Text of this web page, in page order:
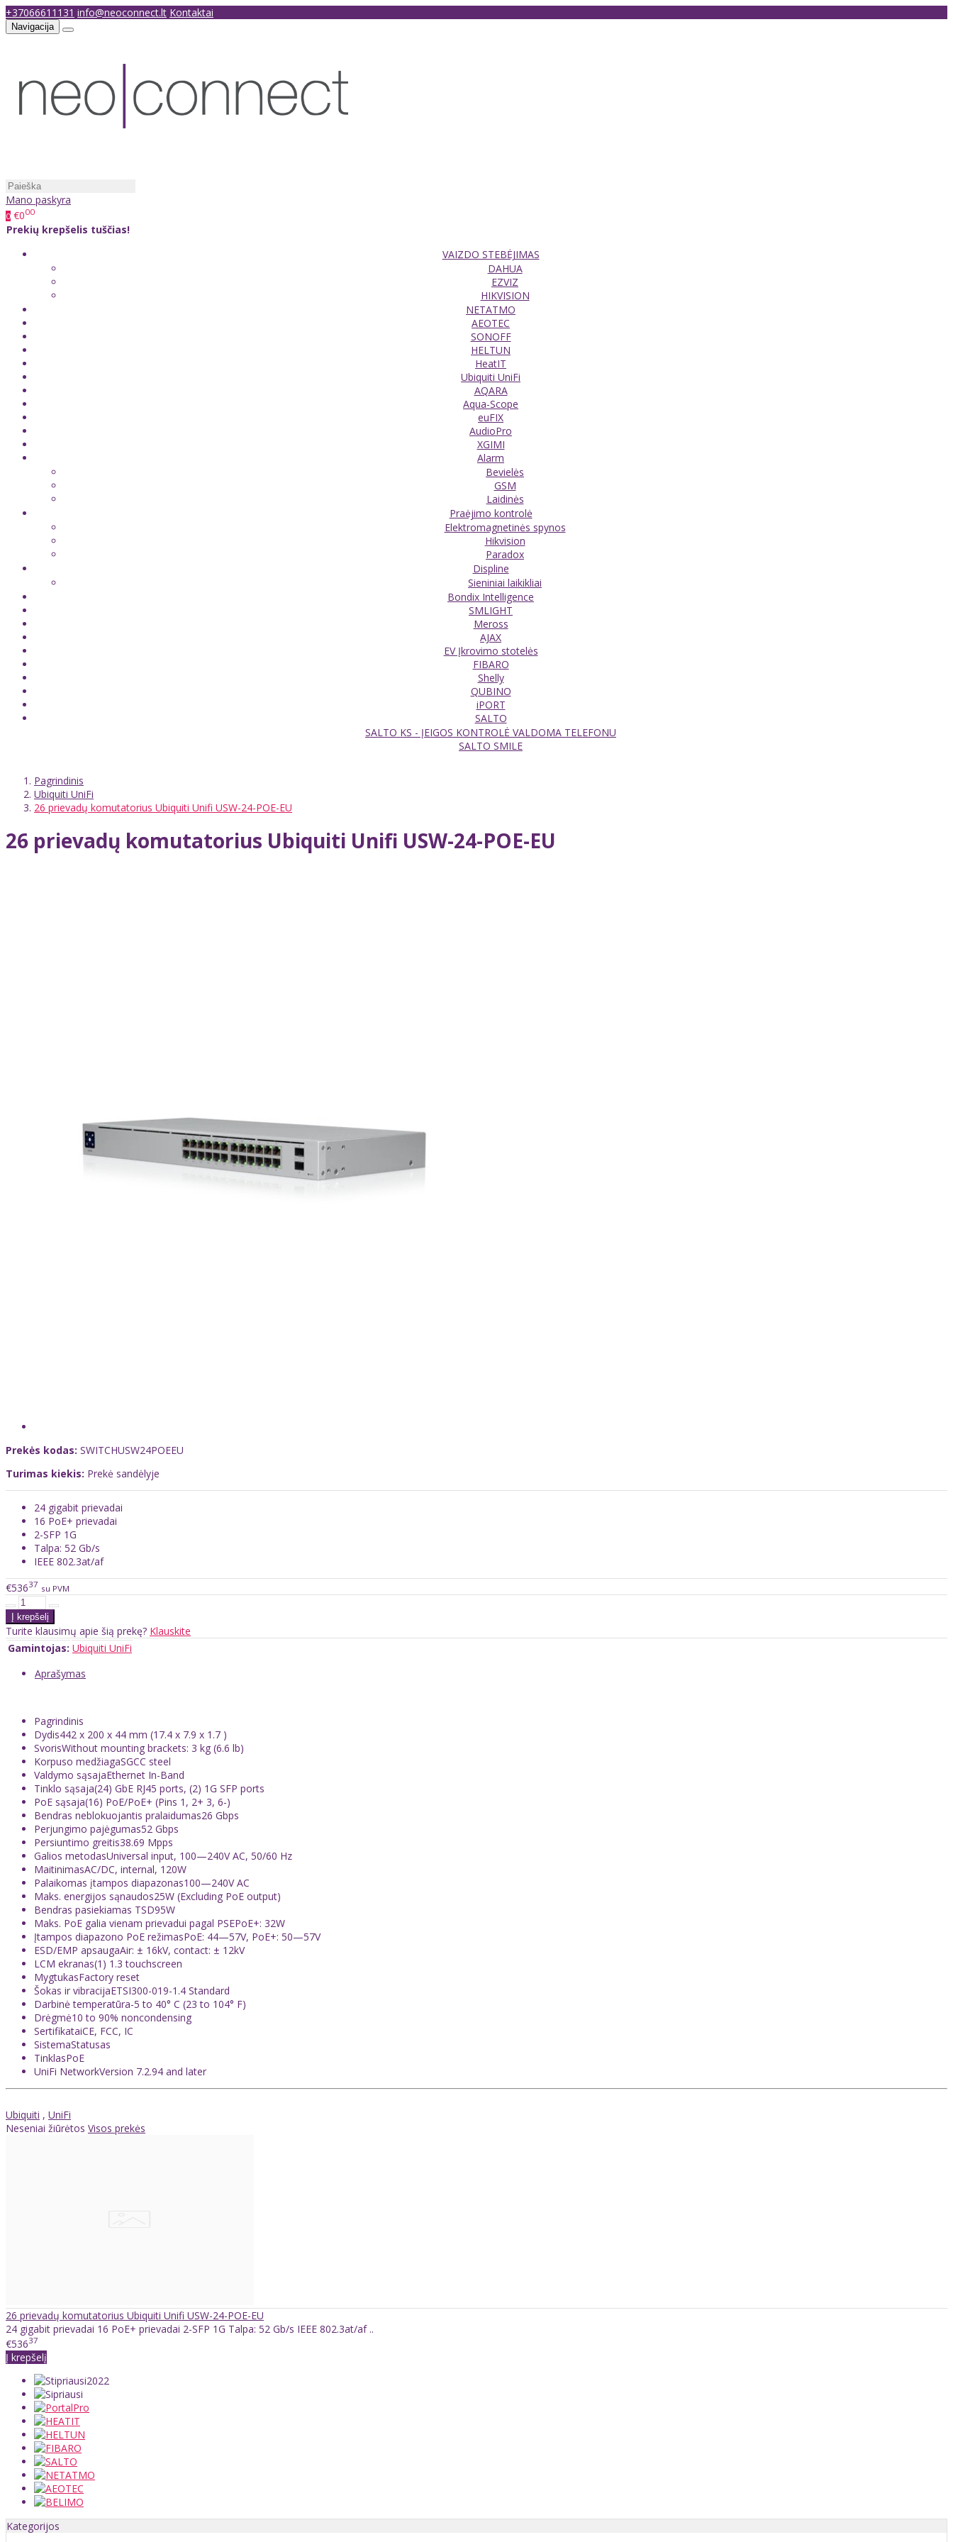
+37066611131 info@neoconnect.lt Kontaktai
Navigacija
Mano paskyra
0 €000
Prekių krepšelis tuščias!
VAIZDO STEBĖJIMAS
DAHUA
EZVIZ
HIKVISION
NETATMO
AEOTEC
SONOFF
HELTUN
HeatIT
Ubiquiti UniFi
AQARA
Aqua-Scope
euFIX
AudioPro
XGIMI
Alarm
Bevielės
GSM
Laidinės
Praėjimo kontrolė
Elektromagnetinės spynos
Hikvision
Paradox
Displine
Sieniniai laikikliai
Bondix Intelligence
SMLIGHT
Meross
AJAX
EV Įkrovimo stotelės
FIBARO
Shelly
QUBINO
iPORT
SALTO
SALTO KS - ĮEIGOS KONTROLĖ VALDOMA TELEFONU
SALTO SMILE
Pagrindinis
Ubiquiti UniFi
26 prievadų komutatorius Ubiquiti Unifi USW-24-POE-EU
26 prievadų komutatorius Ubiquiti Unifi USW-24-POE-EU
Prekės kodas: SWITCHUSW24POEEU
Turimas kiekis: Prekė sandėlyje
24 gigabit prievadai
16 PoE+ prievadai
2-SFP 1G
Talpa: 52 Gb/s
IEEE 802.3at/af
€53637 su PVM
Turite klausimų apie šią prekę? Klauskite
Gamintojas: Ubiquiti UniFi
Aprašymas
Pagrindinis
Dydis442 x 200 x 44 mm (17.4 x 7.9 x 1.7 )
SvorisWithout mounting brackets: 3 kg (6.6 lb)
Korpuso medžiagaSGCC steel
Valdymo sąsajaEthernet In-Band
Tinklo sąsaja(24) GbE RJ45 ports, (2) 1G SFP ports
PoE sąsaja(16) PoE/PoE+ (Pins 1, 2+ 3, 6-)
Bendras neblokuojantis pralaidumas26 Gbps
Perjungimo pajėgumas52 Gbps
Persiuntimo greitis38.69 Mpps
Galios metodasUniversal input, 100—240V AC, 50/60 Hz
MaitinimasAC/DC, internal, 120W
Palaikomas įtampos diapazonas100—240V AC
Maks. energijos sąnaudos25W (Excluding PoE output)
Bendras pasiekiamas TSD95W
Maks. PoE galia vienam prievadui pagal PSEPoE+: 32W
Įtampos diapazono PoE režimasPoE: 44—57V, PoE+: 50—57V
ESD/EMP apsaugaAir: ± 16kV, contact: ± 12kV
LCM ekranas(1) 1.3 touchscreen
MygtukasFactory reset
Šokas ir vibracijaETSI300-019-1.4 Standard
Darbinė temperatūra-5 to 40° C (23 to 104° F)
Drėgmė10 to 90% noncondensing
SertifikataiCE, FCC, IC
SistemaStatusas
TinklasPoE
UniFi NetworkVersion 7.2.94 and later
Ubiquiti , UniFi
Neseniai žiūrėtos Visos prekės
26 prievadų komutatorius Ubiquiti Unifi USW-24-POE-EU
24 gigabit prievadai 16 PoE+ prievadai 2-SFP 1G Talpa: 52 Gb/s IEEE 802.3at/af ..
€53637
Į krepšelį
Kategorijos